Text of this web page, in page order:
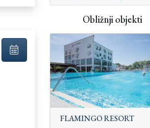
Obližnji objekti
FLAMINGO RESORT